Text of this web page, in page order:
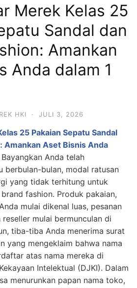
Merek Kelas 25
Sandal dan
Amankan
Anda dalam 1
HKI · JULI 3, 2026
25 Pakaian Sepatu Sandal
Amankan Aset Bisnis Anda
Bayangkan Anda telah
berbulan-bulan, modal ratusan
yang tidak terhitung untuk
fashion. Produk pakaian,
mulai dikenal luas, pesanan
mulai bermunculan di
tiba-tiba Anda menerima surat
yang mengeklaim bahwa nama
atas nama mereka di
Intelektual (DJKI). Dalam
menurunkan papan nama toko,